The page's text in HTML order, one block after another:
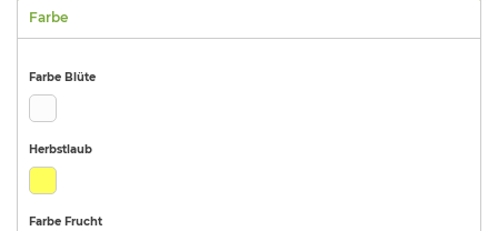
Farbe
Farbe Blüte
Herbstlaub
Farbe Frucht